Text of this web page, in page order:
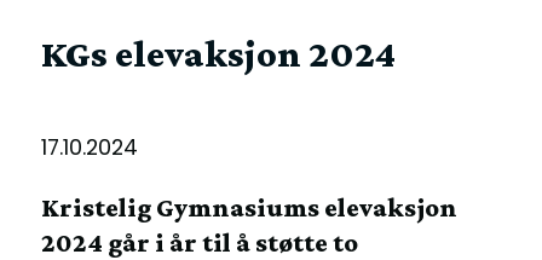
KGs elevaksjon 2024
17.10.2024
Kristelig Gymnasiums elevaksjon
2024 går i år til å støtte to